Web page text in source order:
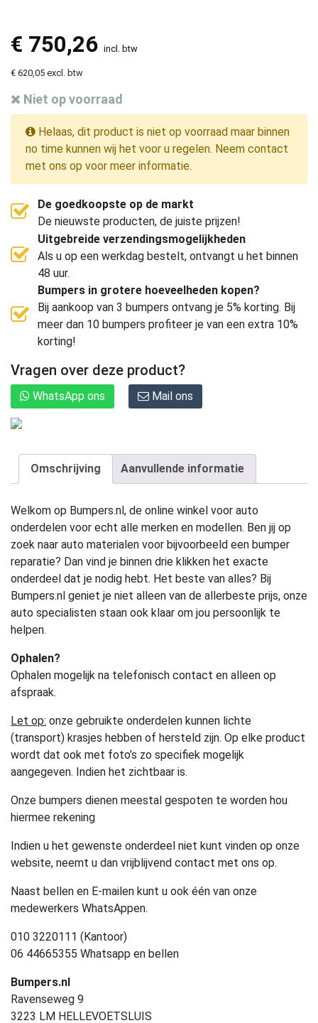
€ 750,26 incl. btw
€ 620,05 excl. btw
Niet op voorraad
Helaas, dit product is niet op voorraad maar binnen
no time kunnen wij het voor u regelen. Neem contact
met ons op voor meer informatie.
De goedkoopste op de markt
De nieuwste producten, de juiste prijzen!
Uitgebreide verzendingsmogelijkheden
Als u op een werkdag bestelt, ontvangt u het binnen
48 uur.
Bumpers in grotere hoeveelheden kopen?
Bij aankoop van 3 bumpers ontvang je 5% korting. Bij
meer dan 10 bumpers profiteer je van een extra 10%
korting!
Vragen over deze product?
WhatsApp ons Mail ons
Omschrijving Aanvullende informatie
Welkom op Bumpers.nl, de online winkel voor auto
onderdelen voor echt alle merken en modellen. Ben jij op
zoek naar auto materialen voor bijvoorbeeld een bumper
reparatie? Dan vind je binnen drie klikken het exacte
onderdeel dat je nodig hebt. Het beste van alles? Bij
Bumpers.nl geniet je niet alleen van de allerbeste prijs, onze
auto specialisten staan ook klaar om jou persoonlijk te
helpen.
Ophalen?
Ophalen mogelijk na telefonisch contact en alleen op
afspraak.
Let op: onze gebruikte onderdelen kunnen lichte
(transport) krasjes hebben of hersteld zijn. Op elke product
wordt dat ook met foto’s zo specifiek mogelijk
aangegeven. Indien het zichtbaar is.
Onze bumpers dienen meestal gespoten te worden hou
hiermee rekening
Indien u het gewenste onderdeel niet kunt vinden op onze
website, neemt u dan vrijblijvend contact met ons op.
Naast bellen en E-mailen kunt u ook één van onze
medewerkers WhatsAppen.
010 3220111 (Kantoor)
06 44665355 Whatsapp en bellen
Bumpers.nl
Ravenseweg 9
3223 LM HELLEVOETSLUIS